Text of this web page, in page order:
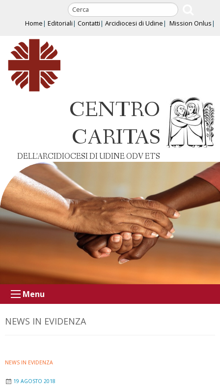
content
Home Editoriali Contatti Arcidiocesi di Udine Mission Onlus
CENTRO
CARITAS
DELL’ARCIDIOCESI DI UDINE ODV ETS
Menu
NEWS IN EVIDENZA
NEWS IN EVIDENZA
19 AGOSTO 2018